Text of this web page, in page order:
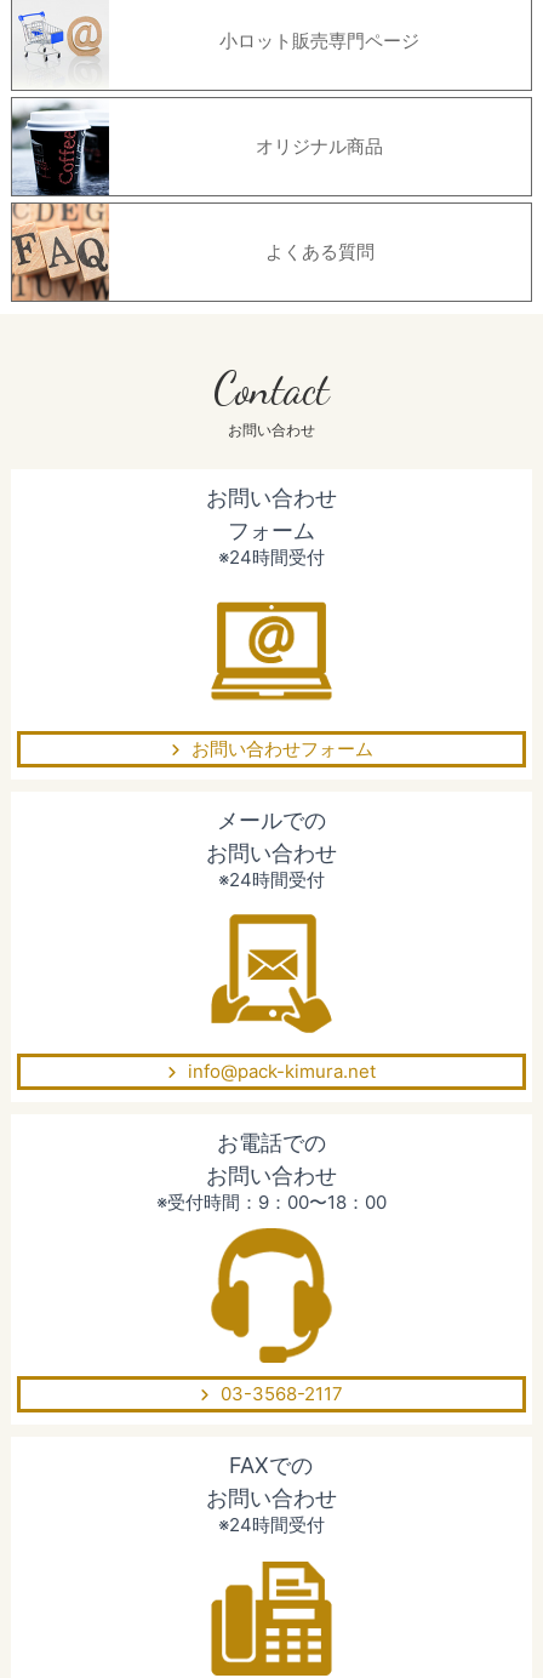
小ロット販売専門ページ
オリジナル商品
よくある質問
Contact
お問い合わせ
お問い合わせ
フォーム
※24時間受付
お問い合わせフォーム
メールでの
お問い合わせ
※24時間受付
info@pack-kimura.net
お電話での
お問い合わせ
※受付時間：9：00〜18：00
03-3568-2117
FAXでの
お問い合わせ
※24時間受付